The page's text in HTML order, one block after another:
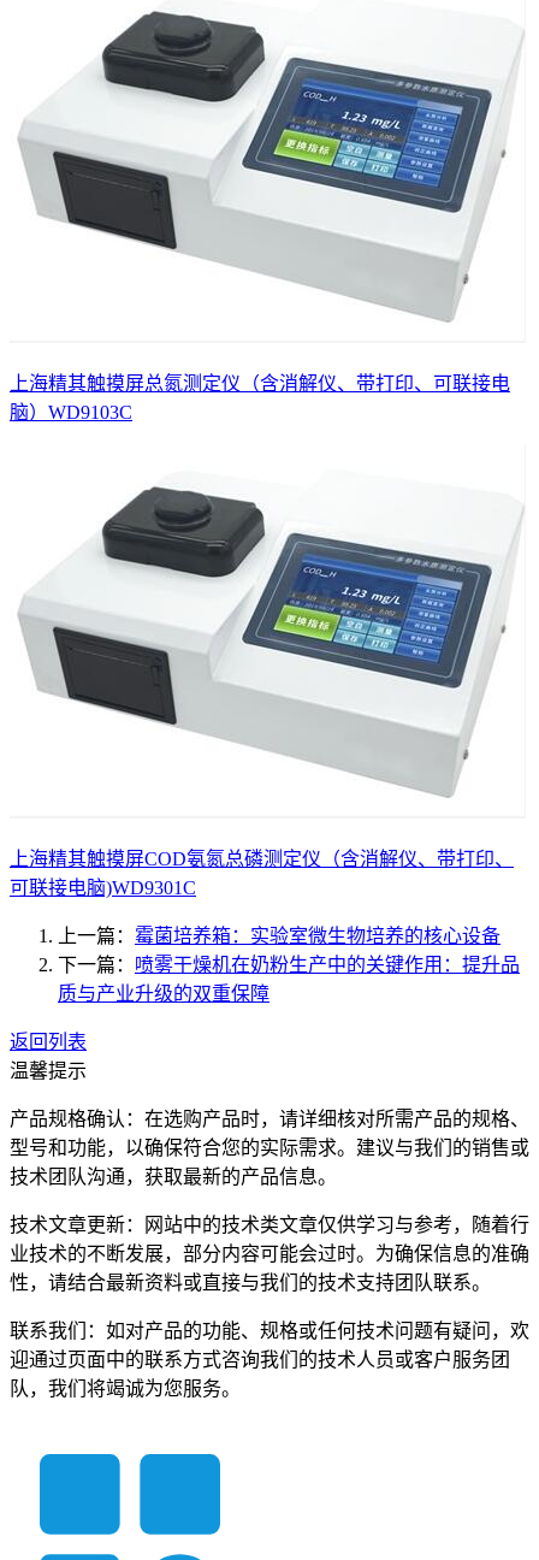
上海精其触摸屏总氮测定仪（含消解仪、带打印、可联接电
脑）WD9103C
上海精其触摸屏COD氨氮总磷测定仪（含消解仪、带打印、
可联接电脑)WD9301C
上一篇： 霉菌培养箱：实验室微生物培养的核心设备
下一篇： 喷雾干燥机在奶粉生产中的关键作用：提升品
质与产业升级的双重保障
返回列表
温馨提示
产品规格确认：在选购产品时，请详细核对所需产品的规格、
型号和功能，以确保符合您的实际需求。建议与我们的销售或
技术团队沟通，获取最新的产品信息。
技术文章更新：网站中的技术类文章仅供学习与参考，随着行
业技术的不断发展，部分内容可能会过时。为确保信息的准确
性，请结合最新资料或直接与我们的技术支持团队联系。
联系我们：如对产品的功能、规格或任何技术问题有疑问，欢
迎通过页面中的联系方式咨询我们的技术人员或客户服务团
队，我们将竭诚为您服务。